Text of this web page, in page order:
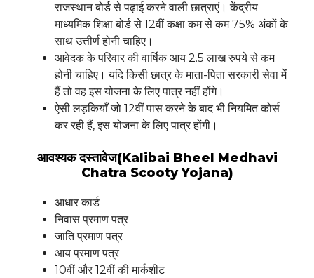
राजस्थान बोर्ड से पढ़ाई करने वाली छात्राएं। केंद्रीय
माध्यमिक शिक्षा बोर्ड से 12वीं कक्षा कम से कम 75% अंकों के
साथ उत्तीर्ण होनी चाहिए।
आवेदक के परिवार की वार्षिक आय 2.5 लाख रुपये से कम
होनी चाहिए। यदि किसी छात्र के माता-पिता सरकारी सेवा में
हैं तो वह इस योजना के लिए पात्र नहीं होंगे।
ऐसी लड़कियाँ जो 12वीं पास करने के बाद भी नियमित कोर्स
कर रही हैं, इस योजना के लिए पात्र होंगी।
आवश्यक दस्तावेज(Kalibai Bheel Medhavi
Chatra Scooty Yojana)
आधार कार्ड
निवास प्रमाण पत्र
जाति प्रमाण पत्र
आय प्रमाण पत्र
10वीं और 12वीं की मार्कशीट